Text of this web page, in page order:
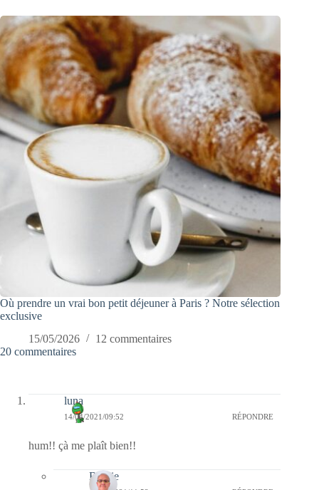
Où prendre un vrai bon petit déjeuner à Paris ? Notre sélection
exclusive
15/05/2026
12 commentaires
20 commentaires
luna
14/04/2021/09:52 RÉPONDRE
hum!! çà me plaît bien!!
Bernie